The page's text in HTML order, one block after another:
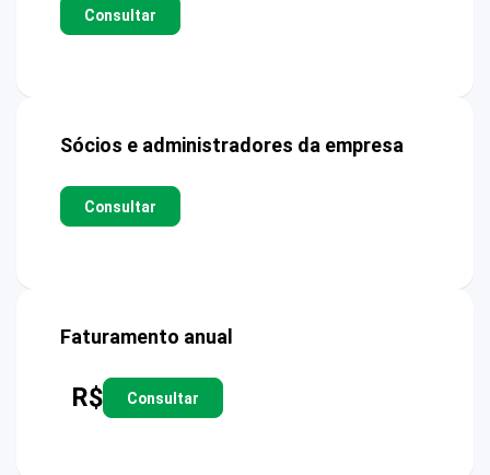
Consultar
Sócios e administradores da empresa
Consultar
Faturamento anual
R$ Consultar